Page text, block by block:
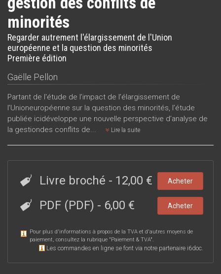
minorités
Regarder autrement l'élargissement de l'Union
européenne et la question des minorités
Première édition
Gaëlle Pellon
Partant de l'étude de l’impact de l’élargissement de
l’Unioneuropéenne sur la question des minorités, l’étude
publiée icidéveloppe une nouvelle perspective d’analyse de
la gestiondes conflits de...
Lire la suite
Livre broché - 12,00 € Acheter
PDF (PDF) - 6,00 € Acheter
Pour plus d'informations à propos de la TVA et d'autres moyens de
paiement, consultez la rubrique "Paiement & TVA".
Les commandes en ligne se font via notre partenaire i6doc.